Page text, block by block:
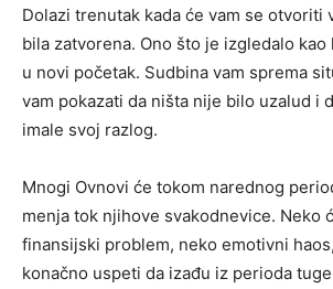
Dolazi trenutak kada će vam se otvoriti
bila zatvorena. Ono što je izgledalo
u novi početak. Sudbina vam sprema
vam pokazati da ništa nije bilo uzalud i
imale svoj razlog.
Mnogi Ovnovi će tokom narednog
menja tok njihove svakodnevice. Neko
finansijski problem, neko emotivni
konačno uspeti da izađu iz perioda